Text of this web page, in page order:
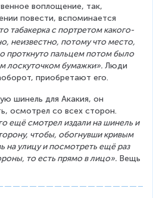
воплощение, так,
повести, вспоминается
табакерка с портретом какого-
неизвестно, потому что место,
проткнуто пальцем потом было
лоскуточком бумажки». Люди
приобретают его.
шинель для Акакия, он
осмотрел со всех сторон.
ещё смотрел издали на шинель и
чтобы, обогнувши кривым
на улицу и посмотреть ещё раз
то есть прямо в лицо». Вещь